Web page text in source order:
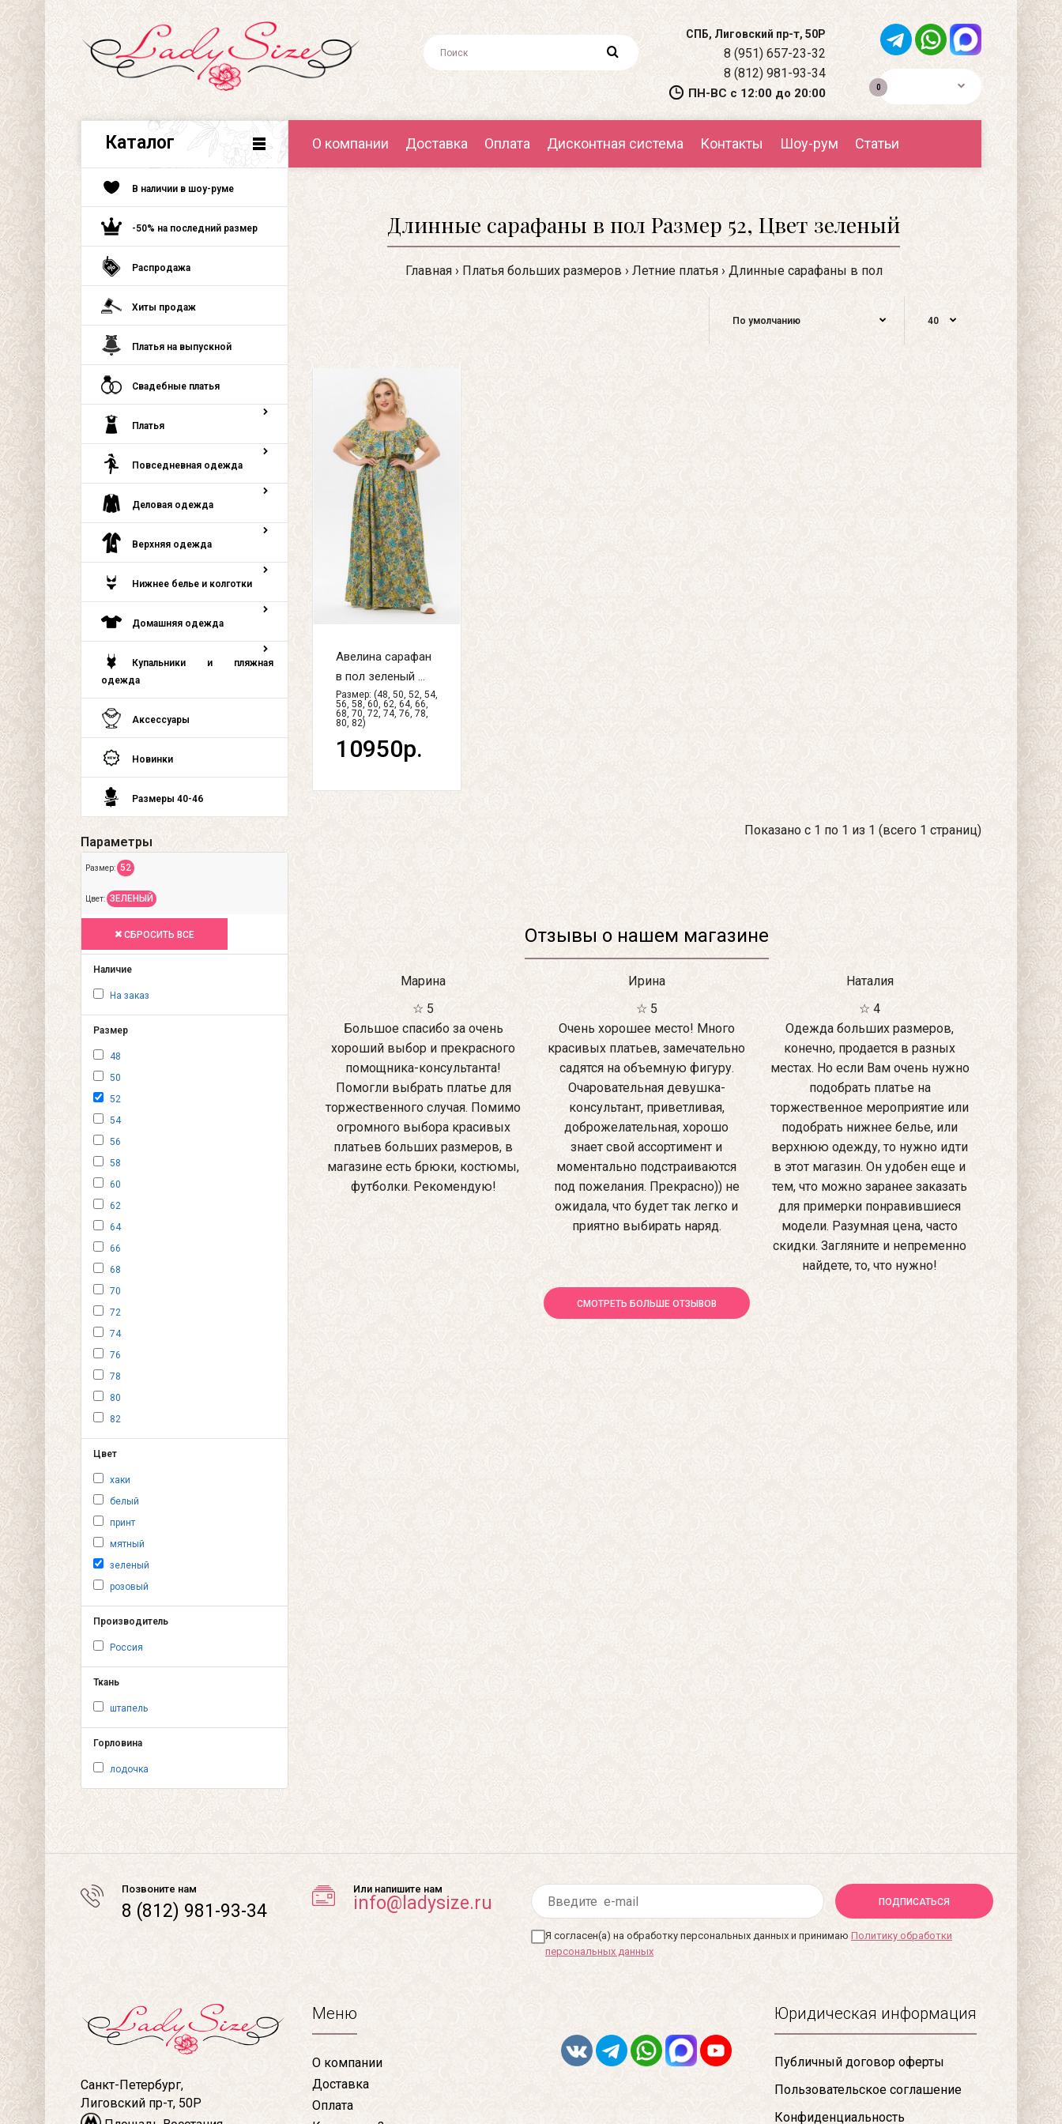
СПБ, Лиговский пр-т, 50Р
8 (951) 657-23-32
8 (812) 981-93-34
ПН-ВС с 12:00 до 20:00 0
Каталог
В наличии в шоу-руме
-50% на последний размер
Распродажа
Хиты продаж
Платья на выпускной
Свадебные платья
Платья
Повседневная одежда
Деловая одежда
Верхняя одежда
Нижнее белье и колготки
Домашняя одежда
Купальники и пляжная
одежда
Аксессуары
Новинки
Размеры 40-46
О компании Доставка Оплата Дисконтная система Контакты Шоу-рум Статьи
Длинные сарафаны в пол Размер 52, Цвет зеленый
Главная Платья больших размеров Летние платья Длинные сарафаны в пол
Параметры
Размер: 52
Цвет: ЗЕЛЕНЫЙ
СБРОСИТЬ ВСЕ
Наличие
На заказ
Размер
48
50
52
54
56
58
60
62
64
66
68
70
72
74
76
78
80
82
Цвет
хаки
белый
принт
мятный
зеленый
розовый
Производитель
Россия
Ткань
штапель
Горловина
лодочка
Авелина сарафан
в пол зеленый ...
Размер: (48, 50, 52, 54,
56, 58, 60, 62, 64, 66,
68, 70, 72, 74, 76, 78,
80, 82)
10950р.
Показано с 1 по 1 из 1 (всего 1 страниц)
Отзывы о нашем магазине
Марина
☆ 5
Большое спасибо за очень
хороший выбор и прекрасного
помощника-консультанта!
Помогли выбрать платье для
торжественного случая. Помимо
огромного выбора красивых
платьев больших размеров, в
магазине есть брюки, костюмы,
футболки. Рекомендую!
Ирина
☆ 5
Очень хорошее место! Много
красивых платьев, замечательно
садятся на объемную фигуру.
Очаровательная девушка-
консультант, приветливая,
доброжелательная, хорошо
знает свой ассортимент и
моментально подстраиваются
под пожелания. Прекрасно)) не
ожидала, что будет так легко и
приятно выбирать наряд.
Наталия
☆ 4
Одежда больших размеров,
конечно, продается в разных
местах. Но если Вам очень нужно
подобрать платье на
торжественное мероприятие или
подобрать нижнее белье, или
верхнюю одежду, то нужно идти
в этот магазин. Он удобен еще и
тем, что можно заранее заказать
для примерки понравившиеся
модели. Разумная цена, часто
скидки. Загляните и непременно
найдете, то, что нужно!
СМОТРЕТЬ БОЛЬШЕ ОТЗЫВОВ
Позвоните нам
8 (812) 981-93-34
Или напишите нам
info@ladysize.ru ПОДПИСАТЬСЯ
Я согласен(а) на обработку персональных данных и принимаю Политику обработки
персональных данных
Санкт-Петербург,
Лиговский пр-т, 50Р
Меню
О компании
Доставка
Оплата
Юридическая информация
Публичный договор оферты
Пользовательское соглашение
Конфиденциальность